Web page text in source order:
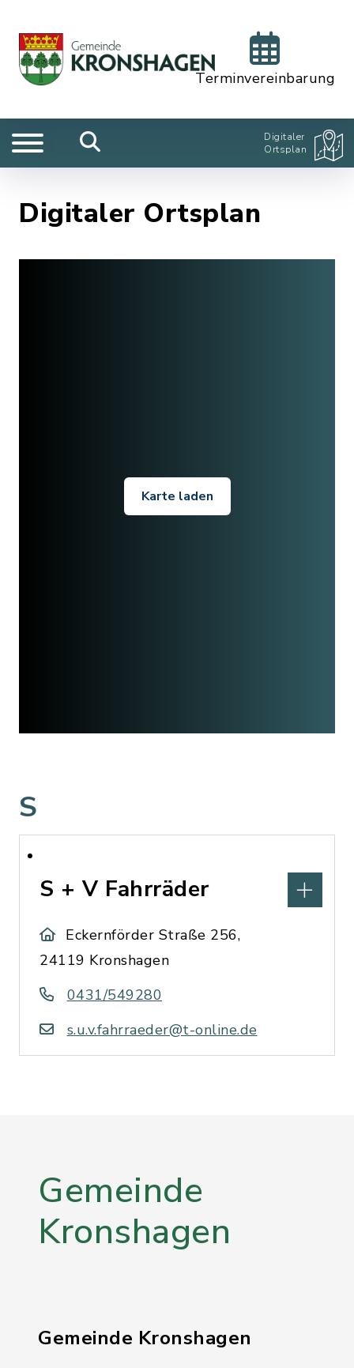
Terminvereinbarung
Digitaler
Ortsplan
Digitaler Ortsplan
Karte laden
S
S + V Fahrräder
Eckernförder Straße 256,
24119 Kronshagen
0431/549280
s.u.v.fahrraeder@t-online.de
Gemeinde
Kronshagen
Gemeinde Kronshagen